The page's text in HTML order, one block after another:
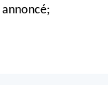
annoncé;